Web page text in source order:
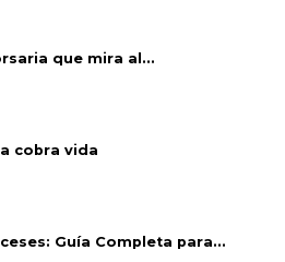
que mira al...
cobra vida
Guía Completa para...